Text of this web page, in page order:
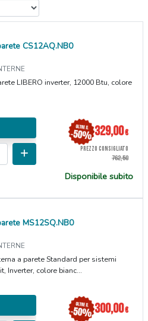
CS12AQ.NB0
LIBERO inverter, 12000 Btu, colore
329,00€
PREZZO CONSIGLIATO
762,50
Disponibile subito
MS12SQ.NB0
a parete Standard per sistemi
Inverter, colore bianc...
300,00€